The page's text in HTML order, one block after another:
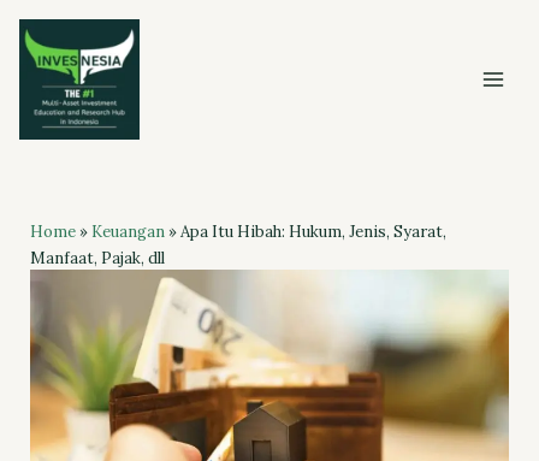
Skip
content
Home» Keuangan»Apa Itu Hibah: Hukum, Jenis, Syarat,
Manfaat, Pajak, dll